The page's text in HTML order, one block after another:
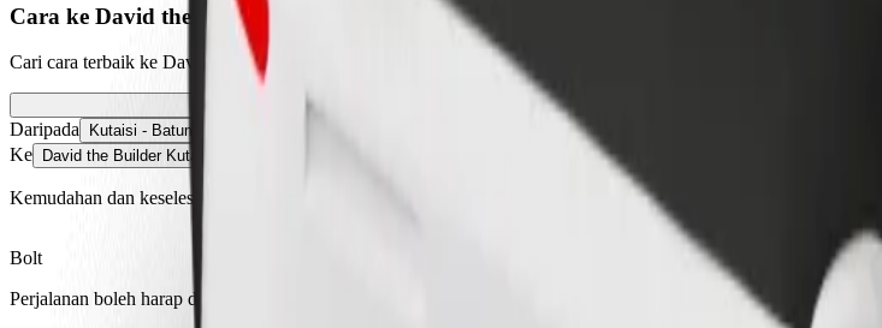
Cara ke David the Builder Kutaisi International Airport dari Kutaisi - Batumi
Cari cara terbaik ke David the Builder Kutaisi International Airport dari Kutaisi - Batumi? Terokai perkhidmatan
Daripada Kutaisi - Batumi
Ke David the Builder Kutaisi International Airport
Kemudahan dan keselesaan hanya beberapa tap sahaja!
Bolt
Perjalanan boleh harap dengan kereta bersaiz sederhana.